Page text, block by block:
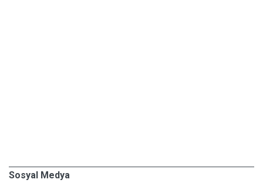
Sosyal Medya